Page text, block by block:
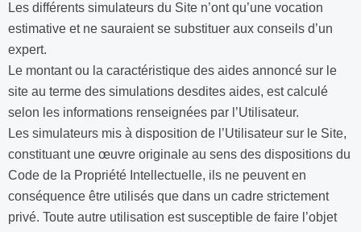
Les différents simulateurs du Site n’ont qu’une vocation
estimative et ne sauraient se substituer aux conseils d’un
expert.
Le montant ou la caractéristique des aides annoncé sur le
site au terme des simulations desdites aides, est calculé
selon les informations renseignées par l’Utilisateur.
Les simulateurs mis à disposition de l’Utilisateur sur le Site,
constituant une œuvre originale au sens des dispositions du
Code de la Propriété Intellectuelle, ils ne peuvent en
conséquence être utilisés que dans un cadre strictement
privé. Toute autre utilisation est susceptible de faire l’objet